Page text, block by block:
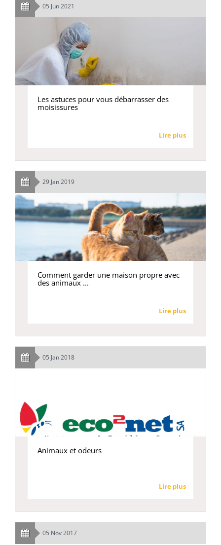
05 Jun 2021
Les astuces pour vous débarrasser des
moisissures
Lire plus
29 Jan 2019
Comment garder une maison propre avec
des animaux ...
Lire plus
05 Jan 2018
Animaux et odeurs
Lire plus
05 Nov 2017